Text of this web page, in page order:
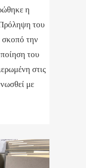
η
του
την
του
στις
με